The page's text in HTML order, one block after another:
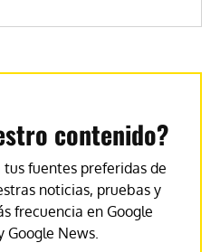
contenido?
tus fuentes preferidas de
noticias, pruebas y
frecuencia en Google
Google News.